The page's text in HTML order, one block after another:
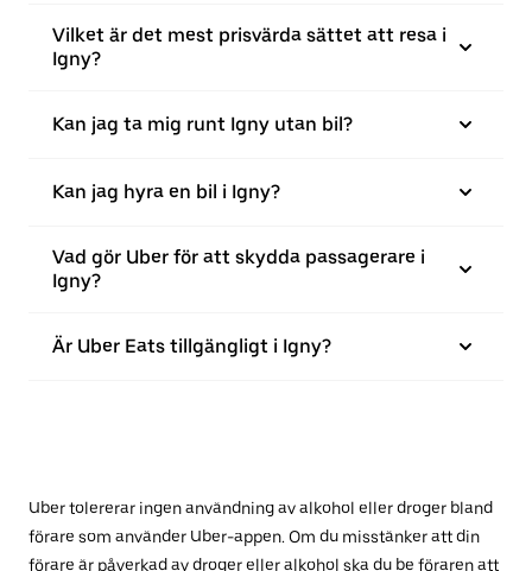
Vilket är det mest prisvärda sättet att resa i
Igny?
Kan jag ta mig runt Igny utan bil?
Kan jag hyra en bil i Igny?
Vad gör Uber för att skydda passagerare i
Igny?
Är Uber Eats tillgängligt i Igny?
Uber tolererar ingen användning av alkohol eller droger bland
förare som använder Uber-appen. Om du misstänker att din
förare är påverkad av droger eller alkohol ska du be föraren att